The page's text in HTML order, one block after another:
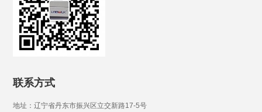
联系方式
地址：辽宁省丹东市振兴区立交新路17-5号